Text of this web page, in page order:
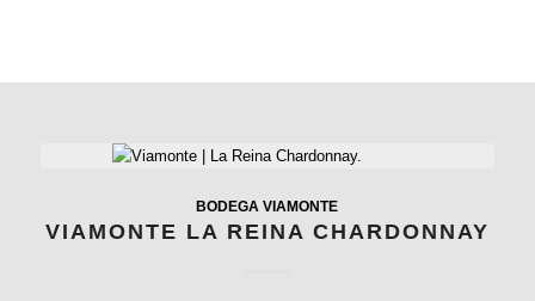
BODEGA VIAMONTE
VIAMONTE LA REINA CHARDONNAY